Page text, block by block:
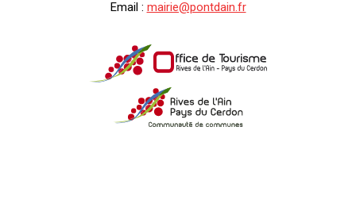
Email : mairie@pontdain.fr